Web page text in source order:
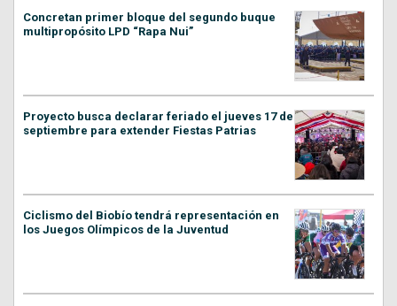
Concretan primer bloque del segundo buque
multipropósito LPD “Rapa Nui”
Proyecto busca declarar feriado el jueves 17 de
septiembre para extender Fiestas Patrias
Ciclismo del Biobío tendrá representación en
los Juegos Olímpicos de la Juventud